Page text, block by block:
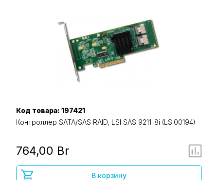
Код товара: 197421
Контроллер SATA/SAS RAID, LSI SAS 9211-8i (LSI00194)
764,00 Br
В корзину